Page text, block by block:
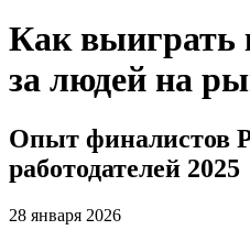
Как выиграть
за людей на
Опыт финалистов
работодателей 2025
28 января 2026